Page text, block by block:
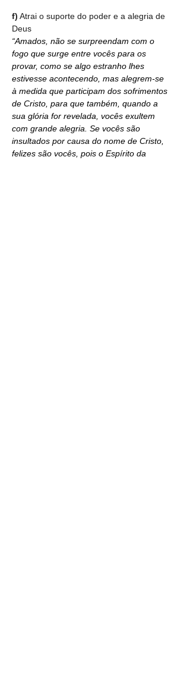
f) Atrai o suporte do poder e a alegria de
Deus
“Amados, não se surpreendam com o
fogo que surge entre vocês para os
provar, como se algo estranho lhes
estivesse acontecendo, mas alegrem-se
à medida que participam dos sofrimentos
de Cristo, para que também, quando a
sua glória for revelada, vocês exultem
com grande alegria. Se vocês são
insultados por causa do nome de Cristo,
felizes são vocês, pois o Espírito da